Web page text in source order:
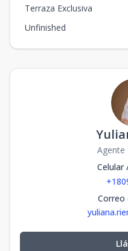
Terraza Exclusiva
Unfinished
Agente
Celular
Correo